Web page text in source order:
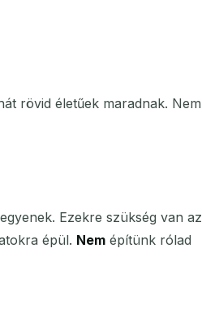
rövid életűek maradnak. Nem
Ezekre szükség van az
épül. Nem építünk rólad